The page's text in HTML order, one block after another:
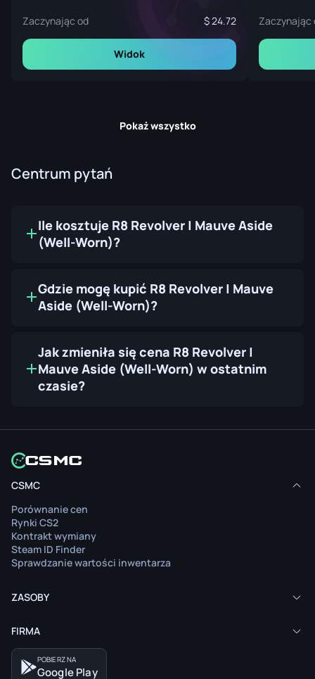
Zaczynając od 24.72
Widok
Zaczynając
Pokaż wszystko
Centrum pytań
Ile kosztuje R8 Revolver | Mauve Aside
(Well-Worn)?
Gdzie mogę kupić R8 Revolver | Mauve
Aside (Well-Worn)?
Jak zmieniła się cena R8 Revolver |
Mauve Aside (Well-Worn) w ostatnim
czasie?
CSMC
Porównanie cen
Rynki CS2
Kontrakt wymiany
Steam ID Finder
Sprawdzanie wartości inwentarza
ZASOBY
FIRMA
POBIERZ NA
Google Play